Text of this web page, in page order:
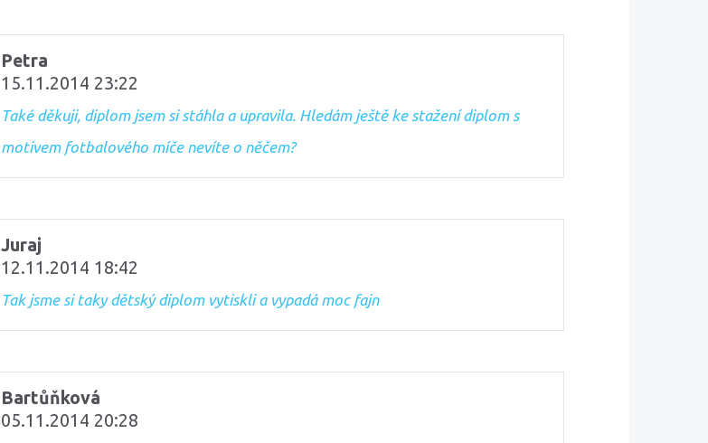
Petra
15.11.2014 23:22
Také děkuji, diplom jsem si stáhla a upravila. Hledám ještě ke stažení diplom s
motivem fotbalového míče nevíte o něčem?
Juraj
12.11.2014 18:42
Tak jsme si taky dětský diplom vytiskli a vypadá moc fajn
Bartůňková
05.11.2014 20:28